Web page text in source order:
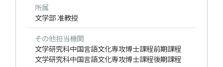
所属
文学部 准教授
その他担当機関
文学研究科中国言語文化専攻博士課程前期課程
文学研究科中国言語文化専攻博士課程後期課程